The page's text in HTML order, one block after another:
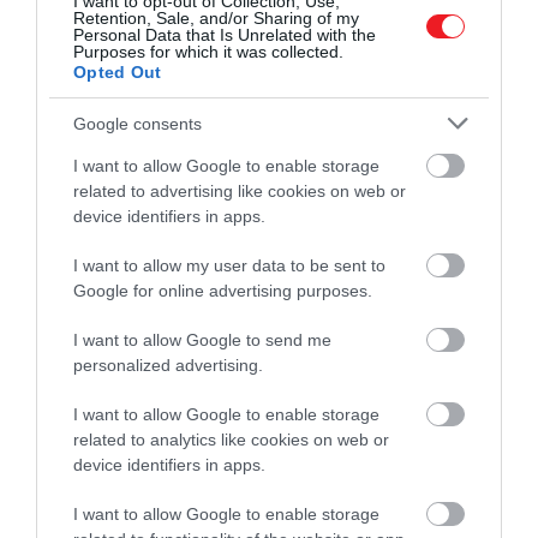
Retention, Sale, and/or Sharing of my
Personal Data that Is Unrelated with the
Purposes for which it was collected.
Opted Out
Google consents
I want to allow Google to enable storage
related to advertising like cookies on web or
device identifiers in apps.
I want to allow my user data to be sent to
Google for online advertising purposes.
I want to allow Google to send me
personalized advertising.
I want to allow Google to enable storage
related to analytics like cookies on web or
device identifiers in apps.
I want to allow Google to enable storage
guruljunk el a lyuktól, így a súlyunk eloszlik, és a jég
nagyobb eséllyel megtart.
Mentésnél maradjunk szárazon
a jég alá, a legfontosabb szabály, hogy ne menjünk
utána a vízbe. A szárazon maradó segítő sokkal
nagyobb eséllyel marad életben. Nyújtsunk oda
kötelet, ágat vagy bármilyen hosszúkás tárgyat,